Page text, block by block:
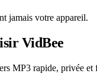
jamais votre appareil.
VidBee
MP3 rapide, privée et